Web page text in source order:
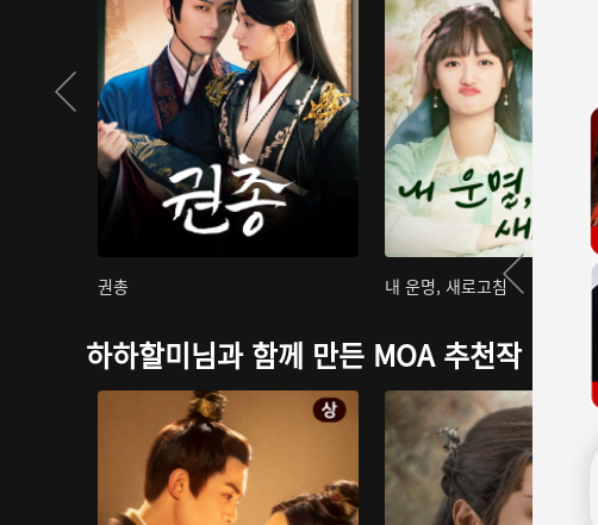
권총 내 운명, 새로고침
하하할미님과 함께 만든 MOA 추천작